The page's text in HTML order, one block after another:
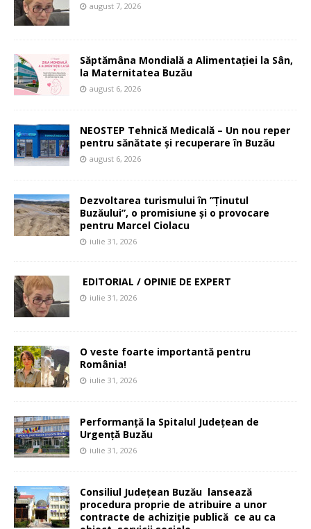
august 7, 2026
Săptămâna Mondială a Alimentației la Sân,
la Maternitatea Buzău
august 6, 2026
NEOSTEP Tehnică Medicală – Un nou reper
pentru sănătate și recuperare în Buzău
august 6, 2026
Dezvoltarea turismului în ”Ținutul
Buzăului”, o promisiune și o provocare
pentru Marcel Ciolacu
iulie 31, 2026
EDITORIAL / OPINIE DE EXPERT
iulie 31, 2026
O veste foarte importantă pentru
România!
iulie 31, 2026
Performanță la Spitalul Județean de
Urgență Buzău
iulie 31, 2026
Consiliul Județean Buzău lansează
procedura proprie de atribuire a unor
contracte de achiziție publică ce au ca